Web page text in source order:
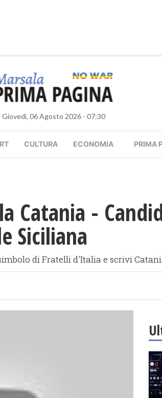
Giovedì, 06 Agosto 2026 - 07:30
CULTURA ECONOMIA PRIMA
Catania -
Siciliana
di Fratelli d'Italia e scrivi